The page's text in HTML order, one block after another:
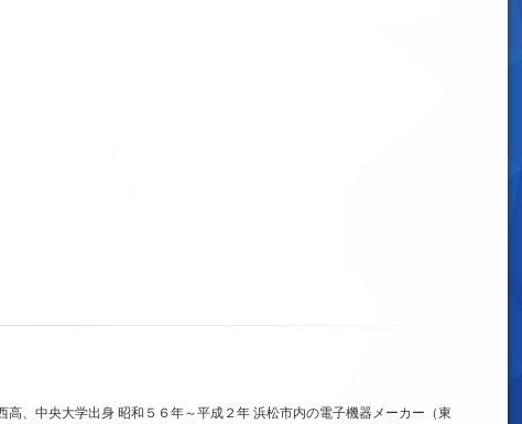
中央大学出身 昭和５６年～平成２年 浜松市内の電子機器メーカー（東